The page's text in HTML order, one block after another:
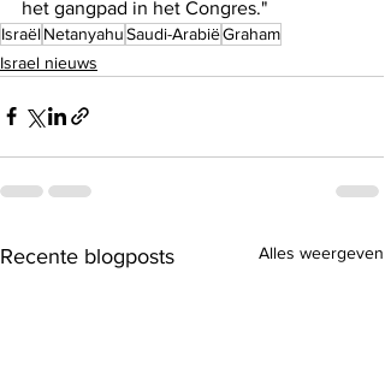
het gangpad in het Congres."
IsraëlNetanyahuSaudi-ArabiëGraham
Israel nieuws
Recente blogposts Alles weergeven